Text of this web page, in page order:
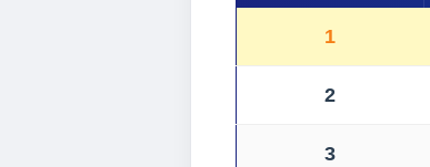
1
2
3